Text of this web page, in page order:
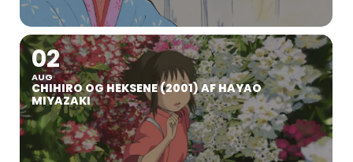
02
AUG
CHIHIRO OG HEKSENE (2001) AF HAYAO
MIYAZAKI